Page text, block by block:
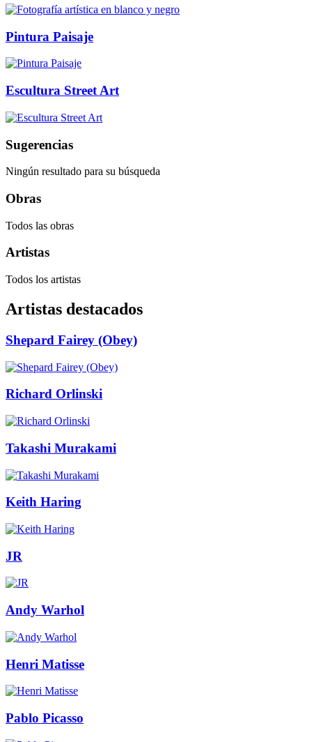
Pintura Paisaje
Escultura Street Art
Sugerencias
Ningún resultado para su búsqueda
Obras
Todos las obras
Artistas
Todos los artistas
Artistas destacados
Shepard Fairey (Obey)
Richard Orlinski
Takashi Murakami
Keith Haring
JR
Andy Warhol
Henri Matisse
Pablo Picasso